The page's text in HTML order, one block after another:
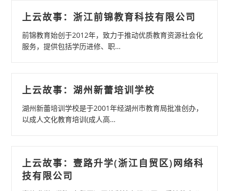
上云故事：浙江前锦教育科技有限公司
前锦教育始创于2012年，致力于推动优质教育资源社会化
服务，提供包括学历进修、职…
上云故事：湖州新蕾培训学校
湖州新蕾培训学校是于2001年经湖州市教育局批准创办，
以成人文化教育培训(成人高…
上云故事：壹路升学(浙江自贸区)网络科
技有限公司